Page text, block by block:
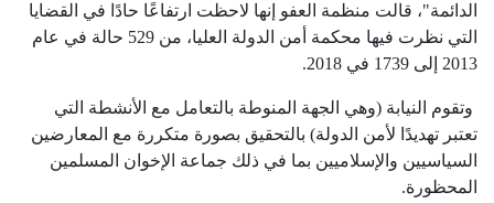
الدائمة"، قالت منظمة العفو إنها لاحظت ارتفاعًا حادًا في القضايا
التي نظرت فيها محكمة أمن الدولة العليا، من 529 حالة في عام
2013 إلى 1739 في 2018.
وتقوم النيابة (وهي الجهة المنوطة بالتعامل مع الأنشطة التي
تعتبر تهديدًا لأمن الدولة) بالتحقيق بصورة متكررة مع المعارضين
السياسيين والإسلاميين بما في ذلك جماعة الإخوان المسلمين
المحظورة.